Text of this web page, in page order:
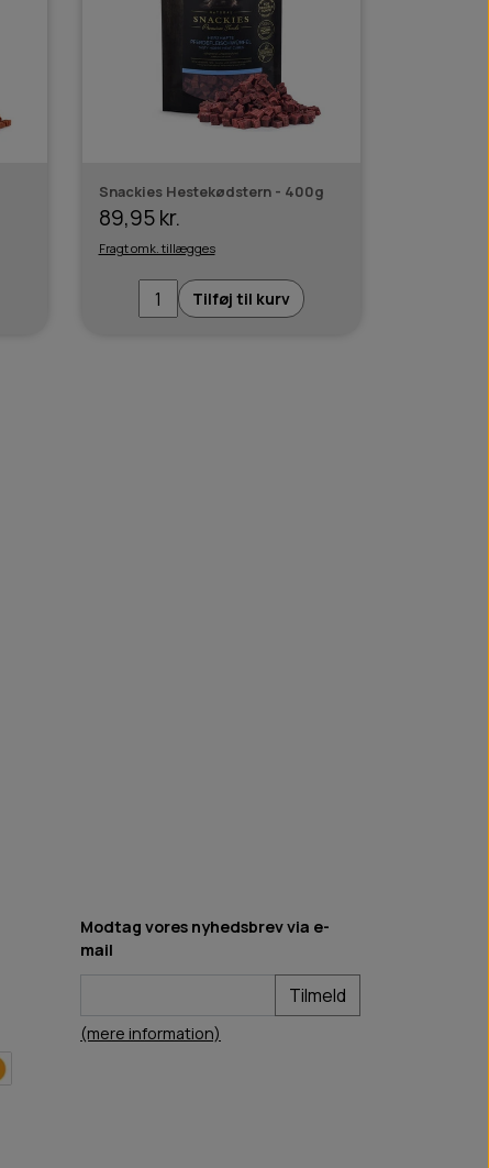
Snackies Hestekødstern - 400g
89,95 kr.
Fragt omk. tillægges
Tilføj til kurv
Modtag vores nyhedsbrev via e-
mail
Tilmeld
(mere information)